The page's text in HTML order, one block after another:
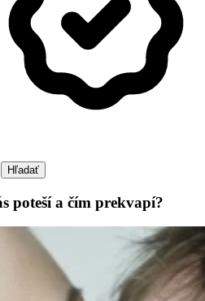
Hľadať
poteší a čím prekvapí?